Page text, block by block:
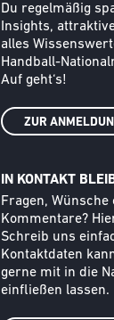
Du regelmäßig
Insights,
alles
Handball-
Auf geht‘s!
ZUR
IN KONTAKT
Text
Fragen, Wünsche
Kommentare?
Schreib uns
Kontaktdaten
gerne mit in die
einfließen lassen.